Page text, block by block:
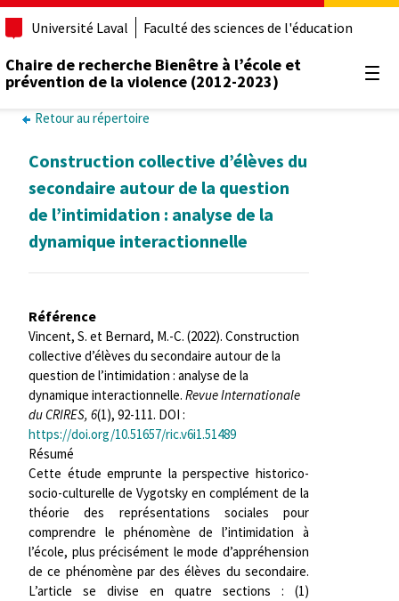
Université Laval Faculté des sciences de l'éducation
Chaire de recherche Bienêtre à l’école et
prévention de la violence (2012-2023)
Retour au répertoire
Construction collective d’élèves du
secondaire autour de la question
de l’intimidation : analyse de la
dynamique interactionnelle
Référence
Vincent, S. et Bernard, M.-C. (2022). Construction
collective d’élèves du secondaire autour de la
question de l’intimidation : analyse de la
dynamique interactionnelle. Revue Internationale
du CRIRES, 6(1), 92-111. DOI :
https://doi.org/10.51657/ric.v6i1.51489
Résumé
Cette étude emprunte la perspective historico-
socio-culturelle de Vygotsky en complément de la
théorie des représentations sociales pour
comprendre le phénomène de l’intimidation à
l’école, plus précisément le mode d’appréhension
de ce phénomène par des élèves du secondaire.
L’article se divise en quatre sections : (1)